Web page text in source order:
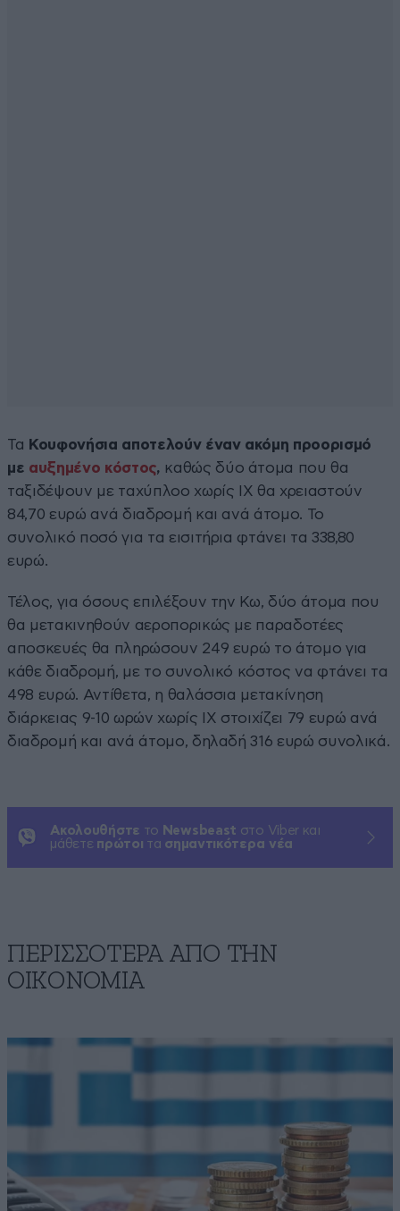
Τα Κουφονήσια αποτελούν έναν ακόμη προορισμό
με αυξημένο κόστος, καθώς δύο άτομα που θα
ταξιδέψουν με ταχύπλοο χωρίς ΙΧ θα χρειαστούν
84,70 ευρώ ανά διαδρομή και ανά άτομο. Το
συνολικό ποσό για τα εισιτήρια φτάνει τα 338,80
ευρώ.
Τέλος, για όσους επιλέξουν την Κω, δύο άτομα που
θα μετακινηθούν αεροπορικώς με παραδοτέες
αποσκευές θα πληρώσουν 249 ευρώ το άτομο για
κάθε διαδρομή, με το συνολικό κόστος να φτάνει τα
498 ευρώ. Αντίθετα, η θαλάσσια μετακίνηση
διάρκειας 9-10 ωρών χωρίς ΙΧ στοιχίζει 79 ευρώ ανά
διαδρομή και ανά άτομο, δηλαδή 316 ευρώ συνολικά.
Ακολουθήστε το Newsbeast στο Viber και
μάθετε πρώτοι τα σημαντικότερα νέα
ΠΕΡΙΣΣΟΤΕΡΑ ΑΠΟ ΤΗΝ
ΟΙΚΟΝΟΜΙΑ